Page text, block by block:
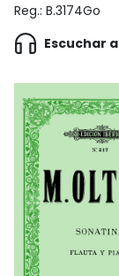
Reg.: B.3174Go
Escuchar